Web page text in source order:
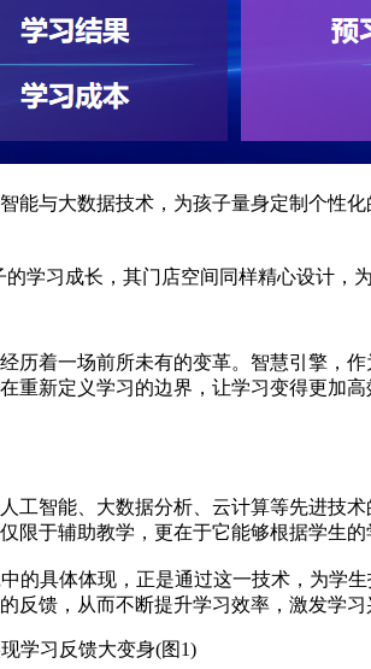
能与大数据技术，为孩子量身定制个性
学习成长，其门店空间同样精心设计，
历着一场前所未有的变革。智慧引擎，
重新定义学习的边界，让学习变得更加
工智能、大数据分析、云计算等先进技
限于辅助教学，更在于它能够根据学生
的具体体现，正是通过这一技术，为学
反馈，从而不断提升学习效率，激发学习